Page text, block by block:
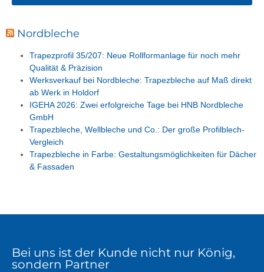
Nordbleche
Trapezprofil 35/207: Neue Rollformanlage für noch mehr
Qualität & Präzision
Werksverkauf bei Nordbleche: Trapezbleche auf Maß direkt
ab Werk in Holdorf
IGEHA 2026: Zwei erfolgreiche Tage bei HNB Nordbleche
GmbH
Trapezbleche, Wellbleche und Co.: Der große Profilblech-
Vergleich
Trapezbleche in Farbe: Gestaltungsmöglichkeiten für Dächer
& Fassaden
Bei uns ist der Kunde nicht nur König,
sondern Partner